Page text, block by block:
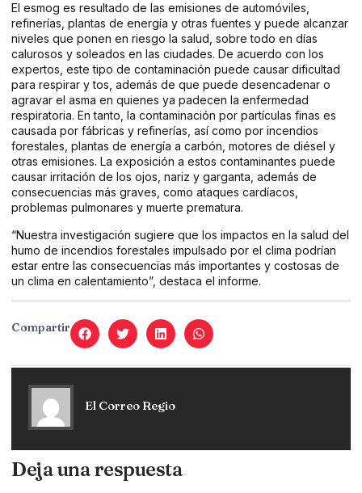
El esmog es resultado de las emisiones de automóviles,
refinerías, plantas de energía y otras fuentes y puede alcanzar
niveles que ponen en riesgo la salud, sobre todo en días
calurosos y soleados en las ciudades. De acuerdo con los
expertos, este tipo de contaminación puede causar dificultad
para respirar y tos, además de que puede desencadenar o
agravar el asma en quienes ya padecen la enfermedad
respiratoria. En tanto, la contaminación por partículas finas es
causada por fábricas y refinerías, así como por incendios
forestales, plantas de energía a carbón, motores de diésel y
otras emisiones. La exposición a estos contaminantes puede
causar irritación de los ojos, nariz y garganta, además de
consecuencias más graves, como ataques cardíacos,
problemas pulmonares y muerte prematura.
“Nuestra investigación sugiere que los impactos en la salud del
humo de incendios forestales impulsado por el clima podrían
estar entre las consecuencias más importantes y costosas de
un clima en calentamiento”, destaca el informe.
Compartir
El Correo Regio
Deja una respuesta